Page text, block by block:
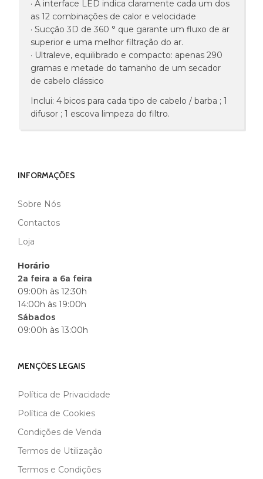
· A interface LED indica claramente cada um dos
as 12 combinações de calor e velocidade
· Sucção 3D de 360 ° que garante um fluxo de ar
superior e uma melhor filtração do ar.
· Ultraleve, equilibrado e compacto: apenas 290
gramas e metade do tamanho de um secador
de cabelo clássico
Inclui: 4 bicos para cada tipo de cabelo / barba ; 1
difusor ; 1 escova limpeza do filtro.
MARCA
INFORMAÇÕES
Sobre Nós
Contactos
Loja
Horário
2a feira a 6a feira
09:00h às 12:30h
14:00h às 19:00h
Sábados
09:00h às 13:00h
MENÇÕES LEGAIS
Política de Privacidade
Política de Cookies
Condições de Venda
Termos de Utilização
Termos e Condições